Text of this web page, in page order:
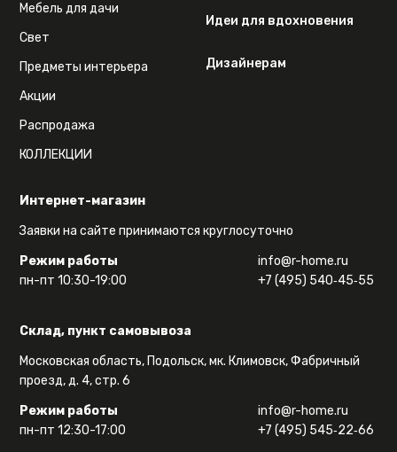
Интернет-магазин
Заявки на сайте принимаются круглосуточно
Режим работы
пн-пт 10:30-19:00
info@r-home.ru
+7 (495) 540‑45‑55
Склад, пункт самовывоза
Московская область, Подольск, мк. Климовск, Фабричный
проезд, д. 4, стр. 6
Режим работы
пн-пт 12:30-17:00
info@r-home.ru
+7 (495) 545‑22‑66
Мебель для дачи
Свет
Предметы интерьера
Акции
Распродажа
КОЛЛЕКЦИИ
Идеи для вдохновения
Дизайнерам